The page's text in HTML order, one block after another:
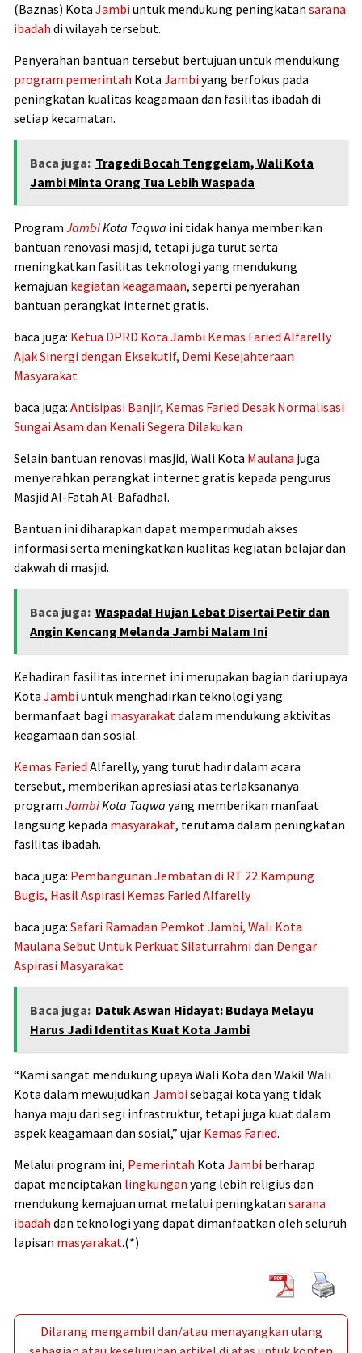
(Baznas) Kota Jambiuntuk mendukung peningkatan sarana
ibadah di wilayah tersebut.
Penyerahan bantuan tersebut bertujuan untuk mendukung
program pemerintah Kota Jambiyang berfokus pada
peningkatan kualitas keagamaan dan fasilitas ibadah di
setiap kecamatan.
Baca juga: Tragedi Bocah Tenggelam, Wali Kota
Jambi Minta Orang Tua Lebih Waspada
Program JambiKota Taqwa ini tidak hanya memberikan
bantuan renovasi masjid, tetapi juga turut serta
meningkatkan fasilitas teknologi yang mendukung
kemajuan kegiatan keagamaan, seperti penyerahan
bantuan perangkat internet gratis.
baca juga: Ketua DPRD Kota Jambi Kemas Faried Alfarelly
Ajak Sinergi dengan Eksekutif, Demi Kesejahteraan
Masyarakat
baca juga: Antisipasi Banjir, Kemas Faried Desak Normalisasi
Sungai Asam dan Kenali Segera Dilakukan
Selain bantuan renovasi masjid, Wali Kota Maulana juga
menyerahkan perangkat internet gratis kepada pengurus
Masjid Al-Fatah Al-Bafadhal.
Bantuan ini diharapkan dapat mempermudah akses
informasi serta meningkatkan kualitas kegiatan belajar dan
dakwah di masjid.
Baca juga: Waspada! Hujan Lebat Disertai Petir dan
Angin Kencang Melanda Jambi Malam Ini
Kehadiran fasilitas internet ini merupakan bagian dari upaya
Kota Jambiuntuk menghadirkan teknologi yang
bermanfaat bagi masyarakatdalam mendukung aktivitas
keagamaan dan sosial.
Kemas Faried Alfarelly, yang turut hadir dalam acara
tersebut, memberikan apresiasi atas terlaksananya
program JambiKota Taqwa yang memberikan manfaat
langsung kepada masyarakat, terutama dalam peningkatan
fasilitas ibadah.
baca juga: Pembangunan Jembatan di RT 22 Kampung
Bugis, Hasil Aspirasi Kemas Faried Alfarelly
baca juga: Safari Ramadan Pemkot Jambi, Wali Kota
Maulana Sebut Untuk Perkuat Silaturrahmi dan Dengar
Aspirasi Masyarakat
Baca juga: Datuk Aswan Hidayat: Budaya Melayu
Harus Jadi Identitas Kuat Kota Jambi
“Kami sangat mendukung upaya Wali Kota dan Wakil Wali
Kota dalam mewujudkan Jambisebagai kota yang tidak
hanya maju dari segi infrastruktur, tetapi juga kuat dalam
aspek keagamaan dan sosial,” ujar Kemas Faried.
Melalui program ini, Pemerintah Kota Jambi berharap
dapat menciptakan lingkungan yang lebih religius dan
mendukung kemajuan umat melalui peningkatan sarana
ibadah dan teknologi yang dapat dimanfaatkan oleh seluruh
lapisan masyarakat.(*)
Dilarang mengambil dan/atau menayangkan ulang